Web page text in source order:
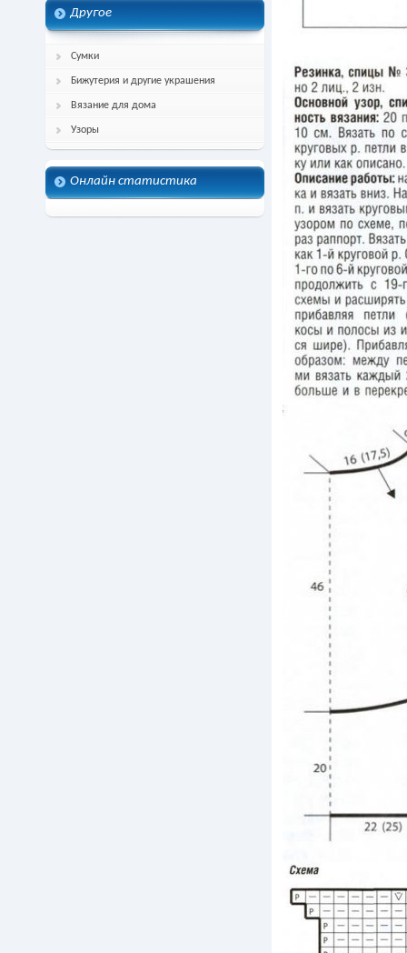
Другое
Сумки
Бижутерия и другие украшения
Вязание для дома
Узоры
Онлайн статистика